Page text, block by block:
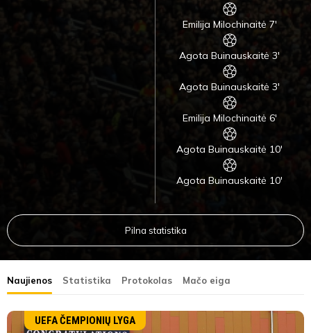
Emilija Milochinaitė 7'
Agota Buinauskaitė 3'
Agota Buinauskaitė 3'
Emilija Milochinaitė 6'
Agota Buinauskaitė 10'
Agota Buinauskaitė 10'
Pilna statistika
Naujienos Statistika Protokolas Mačo eiga
UEFA ČEMPIONIŲ LYGA